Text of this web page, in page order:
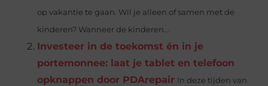
op vakantie te gaan. Wil je alleen of samen met de
kinderen? Wanneer de kinderen...
Investeer in de toekomst én in je
portemonnee: laat je tablet en telefoon
opknappen door PDArepair In deze tijden van